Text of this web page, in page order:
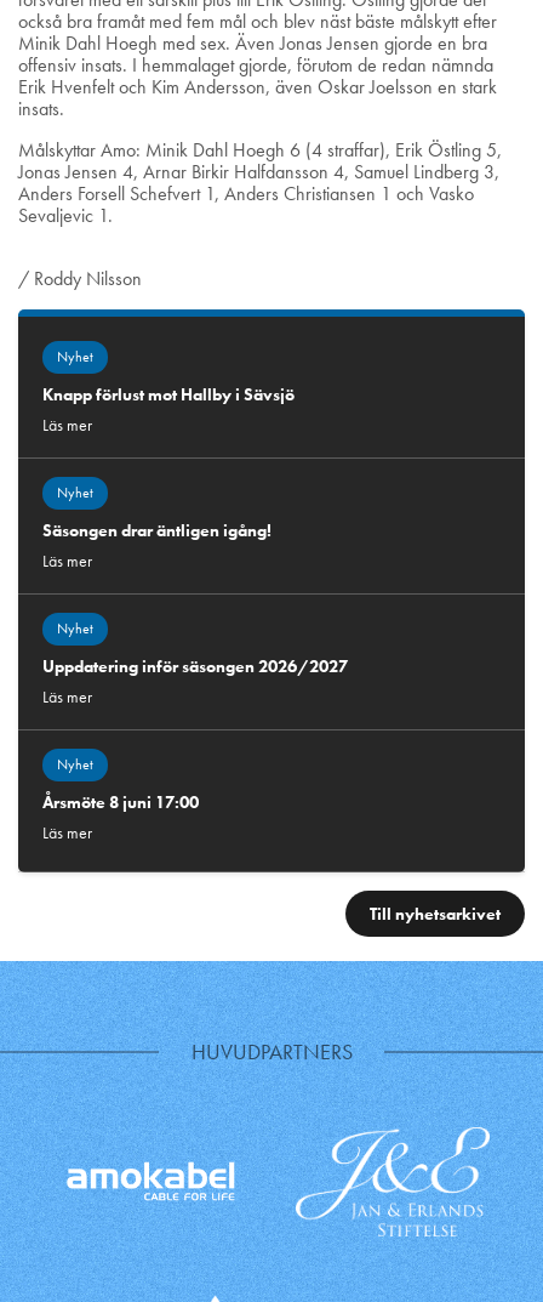
också bra framåt med fem mål och blev näst bäste målskytt efter
Minik Dahl Hoegh med sex. Även Jonas Jensen gjorde en bra
offensiv insats. I hemmalaget gjorde, förutom de redan nämnda
Erik Hvenfelt och Kim Andersson, även Oskar Joelsson en stark
insats.
Målskyttar Amo: Minik Dahl Hoegh 6 (4 straffar), Erik Östling 5,
Jonas Jensen 4, Arnar Birkir Halfdansson 4, Samuel Lindberg 3,
Anders Forsell Schefvert 1, Anders Christiansen 1 och Vasko
Sevaljevic 1.
/ Roddy Nilsson
Nyhet
Knapp förlust mot Hallby i Sävsjö
Läs mer
Nyhet
Säsongen drar äntligen igång!
Läs mer
Nyhet
Uppdatering inför säsongen 2026/2027
Läs mer
Nyhet
Årsmöte 8 juni 17:00
Läs mer
Till nyhetsarkivet
HUVUDPARTNERS